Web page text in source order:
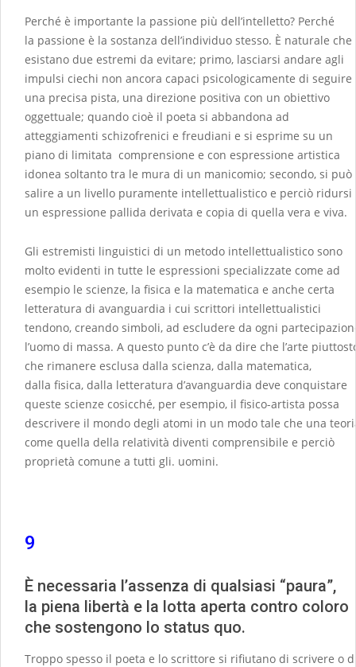
Perché è importante la passione più dell’intelletto? Perché
la passione è la sostanza dell’individuo stesso. È naturale che
esistano due estremi da evitare; primo, lasciarsi andare agli
impulsi ciechi non ancora capaci psicologicamente di seguire
una precisa pista, una direzione positiva con un obiettivo
oggettuale; quando cioè il poeta si abbandona ad
atteggiamenti schizofrenici e freudiani e si esprime su un
piano di limitata comprensione e con espressione artistica
idonea soltanto tra le mura di un manicomio; secondo, si può
salire a un livello puramente intellettualistico e perciò ridursi
un espressione pallida derivata e copia di quella vera e viva.
Gli estremisti linguistici di un metodo intellettualistico sono
molto evidenti in tutte le espressioni specializzate come ad
esempio le scienze, la fisica e la matematica e anche certa
letteratura di avanguardia i cui scrittori intellettualistici
tendono, creando simboli, ad escludere da ogni
l’uomo di massa. A questo punto c’è da dire che l’arte
che rimanere esclusa dalla scienza, dalla matematica,
dalla fisica, dalla letteratura d’avanguardia deve conquistare
queste scienze cosicché, per esempio, il fisico-artista possa
descrivere il mondo degli atomi in un modo tale che una
come quella della relatività diventi comprensibile e perciò
proprietà comune a tutti gli. uomini.
9
È necessaria l’assenza di qualsiasi “paura”,
la piena libertà e la lotta aperta contro coloro
che sostengono lo status quo.
Troppo spesso il poeta e lo scrittore si rifiutano di scrivere o